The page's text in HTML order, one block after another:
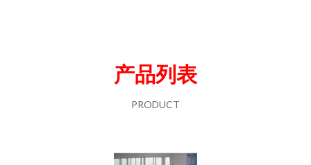
产品列表
PRODUCT